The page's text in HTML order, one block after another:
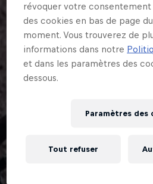
révoquer votre consentement
des cookies en bas de page
moment. Vous trouverez de
informations dans notre
et dans les paramètres des
dessous.
Paramètres des
Tout refuser